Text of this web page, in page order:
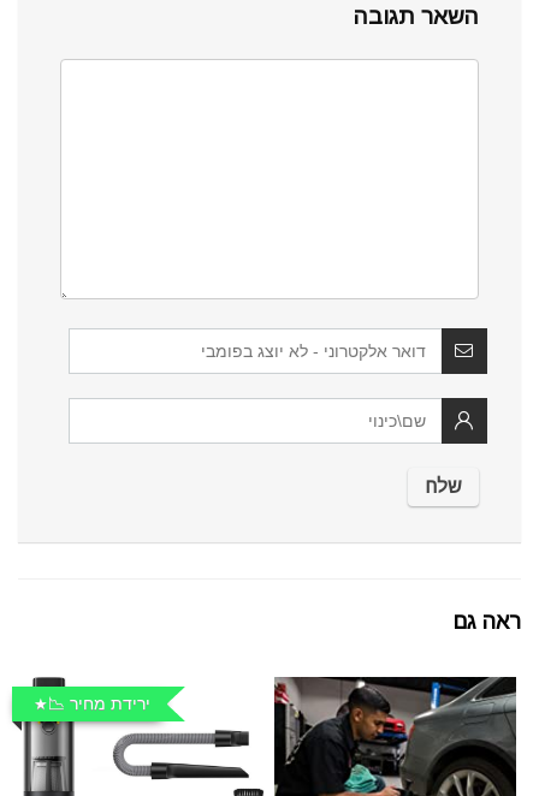
השאר תגובה
ראה גם
ירידת מחיר 📉